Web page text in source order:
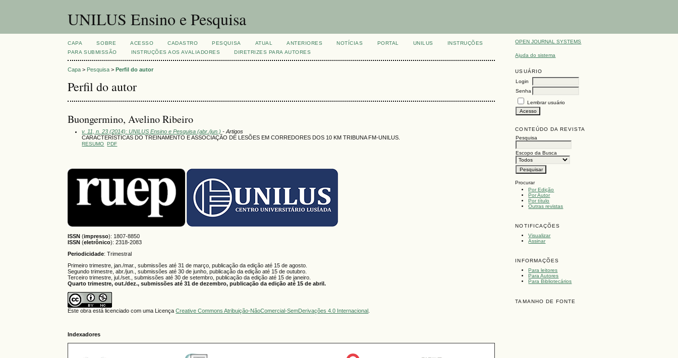
UNILUS Ensino e Pesquisa
OPEN JOURNAL SYSTEMS
Ajuda do sistema
USUÁRIO
Login
Senha
Lembrar usuário
CONTEÚDO DA REVISTA
Pesquisa
Escopo da Busca
Procurar
Por Edição
Por Autor
Por título
Outras revistas
NOTIFICAÇÕES
Visualizar
Assinar
INFORMAÇÕES
Para leitores
Para Autores
Para Bibliotecários
TAMANHO DE FONTE
CAPA SOBRE ACESSO CADASTRO PESQUISA ATUAL ANTERIORES NOTÍCIAS PORTAL UNILUS
INSTRUÇÕES
PARA SUBMISSÃO
INSTRUÇÕES AOS AVALIADORES DIRETRIZES PARA AUTORES
Capa > Pesquisa >Perfil do autor
Perfil do autor
Buongermino, Avelino Ribeiro
v. 11, n. 23 (2014): UNILUS Ensino e Pesquisa (abr./jun.) - Artigos
CARACTERÍSTICAS DO TREINAMENTO E ASSOCIAÇÃO DE LESÕES EM CORREDORES DOS 10 KM TRIBUNA FM-UNILUS.
RESUMO PDF
ISSN (impresso): 1807-8850
ISSN (eletrônico):2318-2083
Periodicidade: Trimestral
Primeiro trimestre, jan./mar., submissões até 31 de março, publicação da edição até 15 de agosto.
Segundo trimestre, abr./jun., submissões até 30 de junho, publicação da edição até 15 de outubro.
Terceiro trimestre, jul./set., submissões até 30 de setembro, publicação da edição até 15 de janeiro.
Quarto trimestre, out./dez., submissões até 31 de dezembro, publicação da edição até 15 de abril.
Este obra está licenciado com uma LicençaCreative Commons Atribuição-NãoComercial-SemDerivações 4.0 Internacional
Indexadores